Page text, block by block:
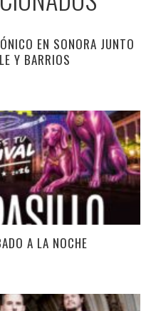
EN SONORA JUNTO
Y BARRIOS
A LA NOCHE